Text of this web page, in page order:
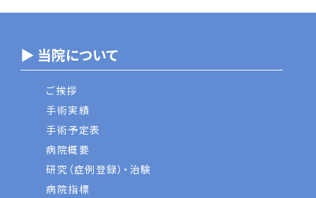
▶ 当院について
ご挨拶
手術実績
手術予定表
病院概要
研究（症例登録）・治験
病院指標